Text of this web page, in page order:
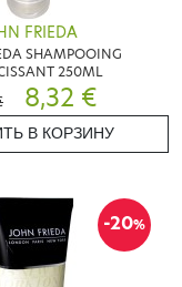
FRIEDA
SHAMPOOING
250ML
8,32 €
В КОРЗИНУ
-20%